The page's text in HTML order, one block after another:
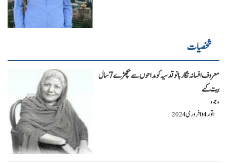
شخصیات
معروف افسانہ نگار بانو قدسیہ کو مداحوں سے بچھڑے 7 سال
بیت گئے
وجود
اتوار04فروری2024